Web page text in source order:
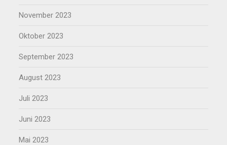
November 2023
Oktober 2023
September 2023
August 2023
Juli 2023
Juni 2023
Mai 2023